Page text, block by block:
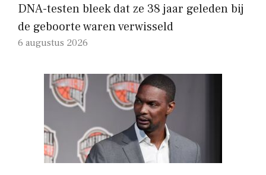
DNA-testen bleek dat ze 38 jaar geleden bij
de geboorte waren verwisseld
6 augustus 2026